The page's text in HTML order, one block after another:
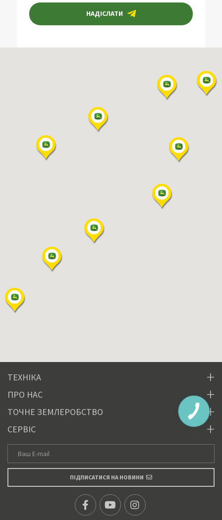
ТЕХНІКА
ПРО НАС
ТОЧНЕ ЗЕМЛЕРОБСТВО
СЕРВІС
ПІДПИСАТИСЯ НА НОВИНИ